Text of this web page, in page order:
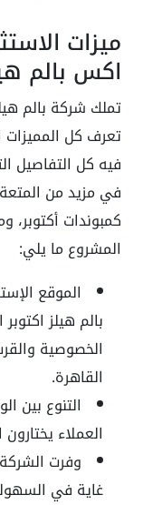
ميزات
اكس بالم هيلز 6
تملك شركة بالم
تعرف كل المميزات
فيه كل التفاصيل
في مزيد من
كمبوندات
المشروع ما يلي:
الموقع
بالم هيلز
الخصوصية
القاهرة.
التنوع بين
العملاء
وفرت
غاية في